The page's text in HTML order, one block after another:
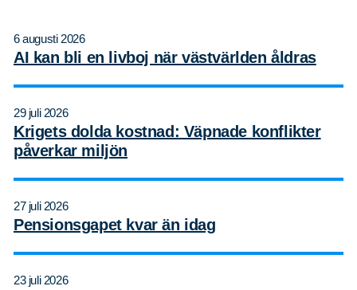
6 augusti 2026
AI kan bli en livboj när västvärlden åldras
29 juli 2026
Krigets dolda kostnad: Väpnade konflikter
påverkar miljön
27 juli 2026
Pensionsgapet kvar än idag
23 juli 2026